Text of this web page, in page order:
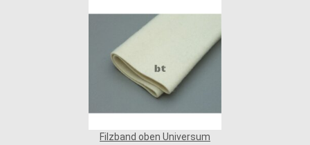
Filzband oben Universum